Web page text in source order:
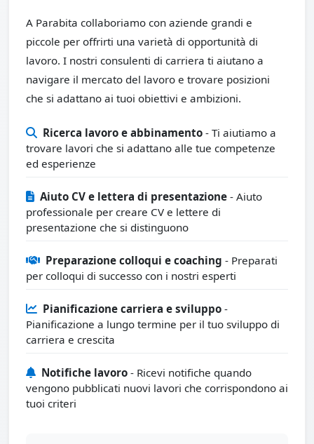
A Parabita collaboriamo con aziende grandi e
piccole per offrirti una varietà di opportunità di
lavoro. I nostri consulenti di carriera ti aiutano a
navigare il mercato del lavoro e trovare posizioni
che si adattano ai tuoi obiettivi e ambizioni.
Ricerca lavoro e abbinamento - Ti aiutiamo a
trovare lavori che si adattano alle tue competenze
ed esperienze
Aiuto CV e lettera di presentazione - Aiuto
professionale per creare CV e lettere di
presentazione che si distinguono
Preparazione colloqui e coaching - Preparati
per colloqui di successo con i nostri esperti
Pianificazione carriera e sviluppo -
Pianificazione a lungo termine per il tuo sviluppo di
carriera e crescita
Notifiche lavoro - Ricevi notifiche quando
vengono pubblicati nuovi lavori che corrispondono ai
tuoi criteri